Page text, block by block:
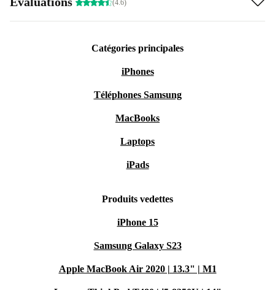
(4.6)
Catégories principales
iPhones
Téléphones Samsung
MacBooks
Laptops
iPads
Produits vedettes
iPhone 15
Samsung Galaxy S23
Apple MacBook Air 2020 | 13.3" | M1